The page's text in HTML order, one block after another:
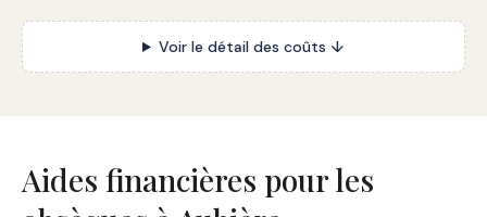
Voir le détail des coûts ↓
Aides financières pour les